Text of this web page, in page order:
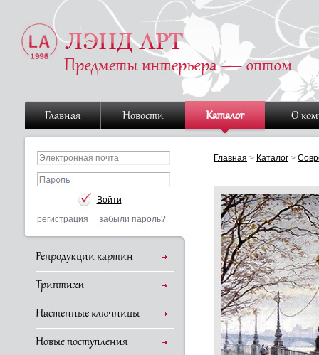
Главная Новости Каталог О
регистрация забыли пароль?
Репродукции картин
Триптихи
Настенные ключницы
Новые поступления
Главная > Каталог >